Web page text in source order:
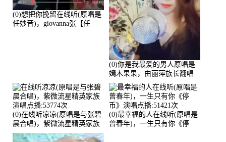
(0)想把你挽留在线听(原唱是
任妙音)，giovanna张【任
(0)你是我最爱的男人原唱是
嫣木果果，由丽萍族长翻唱
(播放:56258)
(0)在线听凉凉(原唱是与张碧
晨合唱)，紫微流星精英家族
演唱点播:53774次
(0)最幸福的人在线听(原唱是
曾春年)，一生只有你《停